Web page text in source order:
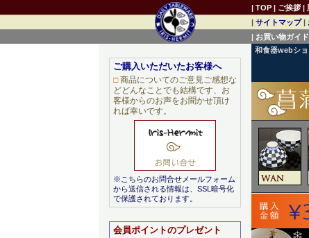
和食器webシ
ご購入いただいたお客様へ
□商品についてのご意見ご感想な
どどんなことでも結構です、お
客様からのお声をお聞かせ頂け
れば幸いです。
※こちらのお問合せメールフォーム
から送信される情報は、SSL暗号化
で保護されております。
会員ポイントのプレゼント
| TOP | ご挨拶 |
| サイトマップ|
| お買い物ガイド